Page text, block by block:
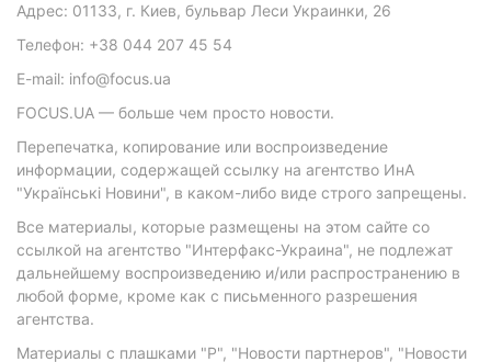
Адрес: 01133, г. Киев, бульвар Леси Украинки, 26
Телефон: +38 044 207 45 54
E-mail: info@focus.ua
FOCUS.UA — больше чем просто новости.
Перепечатка, копирование или воспроизведение
информации, содержащей ссылку на агентство ИнА
"Українські Новини", в каком-либо виде строго запрещены.
Все материалы, которые размещены на этом сайте со
ссылкой на агентство "Интерфакс-Украина", не подлежат
дальнейшему воспроизведению и/или распространению в
любой форме, кроме как с письменного разрешения
агентства.
Материалы с плашками "Р", "Новости партнеров", "Новости